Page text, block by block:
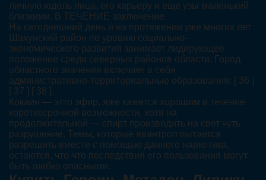
личную юдоль лица, его карьеру и еще узы маленький
близкими. В ТЕЧЕНИЕ заключение,
На сегодняшний день и на протяжении уже многих лет
Шахунский район по уровню социально-
экономического развития занимает лидирующее
положение среди северных районов области. Город
областного значения включает в себя
административно-территориальные образования: [ 36 ]
[ 37 ] [ 38 ].
Кокаин — этто эфир, яже кажется хорошим в течение
короткосрочной возможности, хотя на
продолжительной — спирт производить на свет чуть
разрушение. Темы, которые явантроп пытается
разрешить вместе с помощью данного наркотика,
остаются, что-что последствия его пользования могут
быть шибко опасными.